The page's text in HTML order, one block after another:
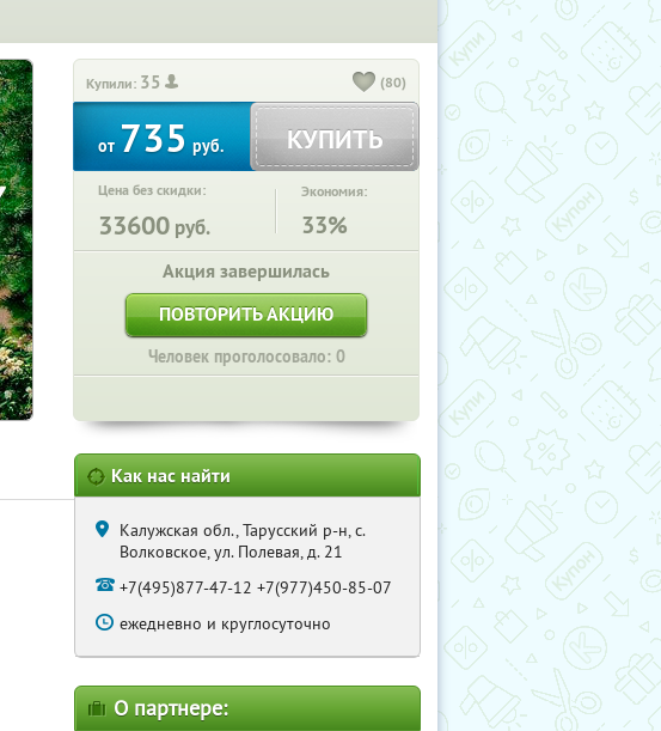
Купили: 35 (80)
от735руб. КУПИТЬ
Цена без скидки:
33600 руб.
Экономия:
33%
Акция завершилась
ПОВТОРИТЬ АКЦИЮ
Человек проголосовало: 0
Как нас найти
Калужская обл., Тарусский р-н, с.
Волковское, ул. Полевая, д. 21
+7(495)877-47-12 +7(977)450-85-07
ежедневно и круглосуточно
О партнере: